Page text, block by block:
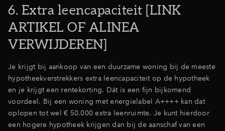
6. Extra leencapaciteit [LINK
ARTIKEL OF ALINEA
VERWIJDEREN]
Je krijgt bij aankoop van een duurzame woning bij de meeste
hypotheekverstrekkers extra leencapaciteit op de hypotheek
en je krijgt een rentekorting. Dát is een fijn bijkomend
voordeel. Bij een woning met energielabel A++++ kan dat
oplopen tot wel € 50.000 extra leenruimte. Je kunt hierdoor
een hogere hypotheek krijgen dan bij de aanschaf van een